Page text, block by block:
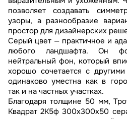
позволяет создавать
узоры, а разнообразие
простор для дизайнерских
Серый цвет — практичное и
любого ландшафта. Он
нейтральный фон, который
хорошо сочетается с
одинаково уместна как в
так и на частных участках.
Благодаря толщине 50 мм,
Квадрат 2К5ф 300x300x50